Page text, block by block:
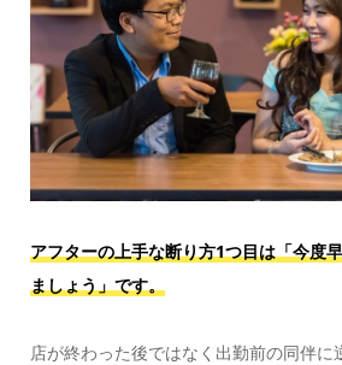
アフターの上手な断り方1つ目は「今度
ましょう」です。
店が終わった後ではなく出勤前の同伴に